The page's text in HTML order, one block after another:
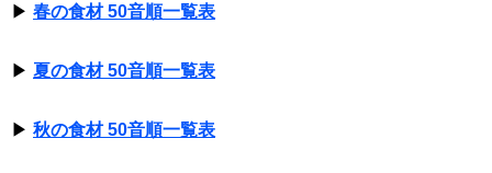
▶ 春の食材 50音順一覧表
▶ 夏の食材 50音順一覧表
▶ 秋の食材 50音順一覧表